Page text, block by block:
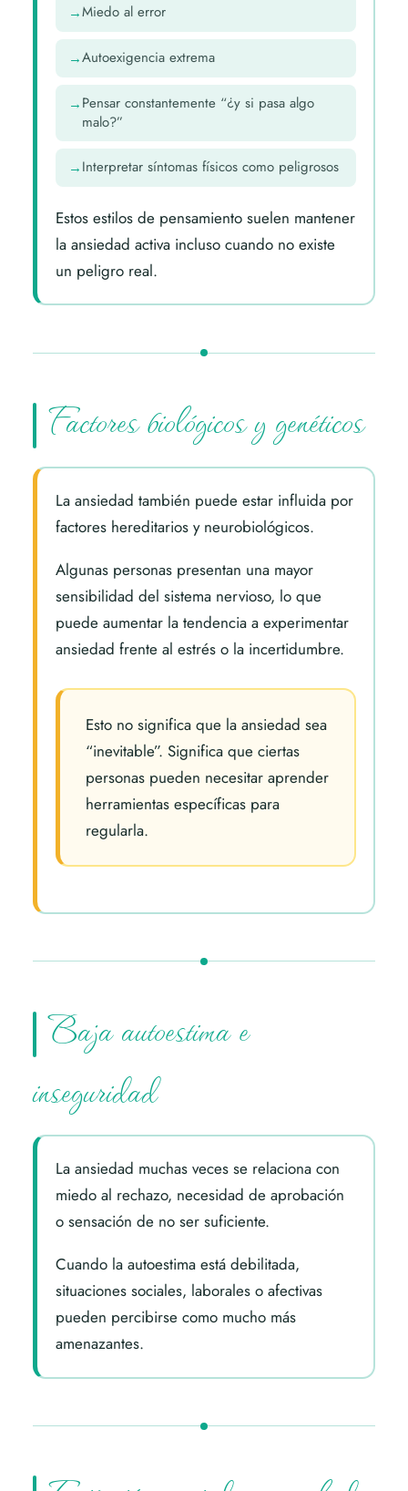
Miedo al error
Autoexigencia extrema
Pensar constantemente “¿y si pasa algo
malo?”
Interpretar síntomas físicos como peligrosos
Estos estilos de pensamiento suelen mantener
la ansiedad activa incluso cuando no existe
un peligro real.
Factores biológicos y genéticos
La ansiedad también puede estar influida por
factores hereditarios y neurobiológicos.
Algunas personas presentan una mayor
sensibilidad del sistema nervioso, lo que
puede aumentar la tendencia a experimentar
ansiedad frente al estrés o la incertidumbre.
Esto no significa que la ansiedad sea
“inevitable”. Significa que ciertas
personas pueden necesitar aprender
herramientas específicas para
regularla.
Baja autoestima e
inseguridad
La ansiedad muchas veces se relaciona con
miedo al rechazo, necesidad de aprobación
o sensación de no ser suficiente.
Cuando la autoestima está debilitada,
situaciones sociales, laborales o afectivas
pueden percibirse como mucho más
amenazantes.